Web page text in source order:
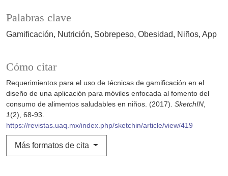
Palabras clave
Gamificación Nutrición Sobrepeso Obesidad Niños App
Cómo citar
Requerimientos para el uso de técnicas de gamificación en el
diseño de una aplicación para móviles enfocada al fomento del
consumo de alimentos saludables en niños. (2017). SketchIN,
1(2), 68-93.
https://revistas.uaq.mx/index.php/sketchin/article/view/419
Más formatos de cita